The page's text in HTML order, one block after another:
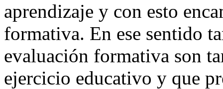
aprendizaje y con esto
formativa. En ese sentido
evaluación formativa son
ejercicio educativo y que